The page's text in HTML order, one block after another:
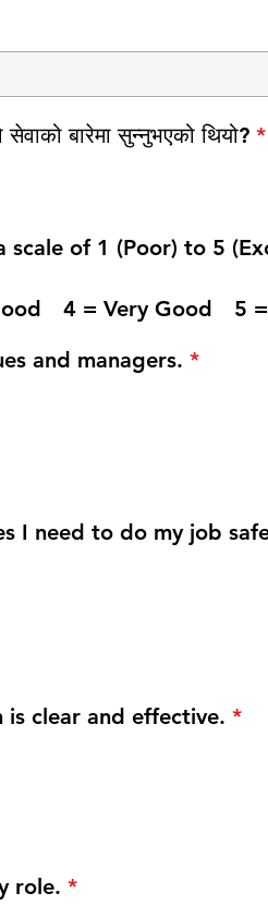
बारेमा सुन्नुभएको थियो? *R
scale of 1 (Poor) to 5
4 = Very Good 5 =
and managers. *
I need to do my job
clear and effective. *
role. *